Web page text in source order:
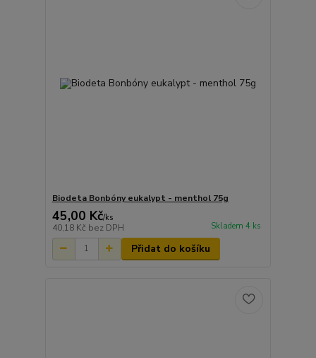
Biodeta Bonbóny eukalypt - menthol 75g
45,00 Kč/ks
40,18 Kč bez DPH Skladem 4 ks
Přidat do košíku